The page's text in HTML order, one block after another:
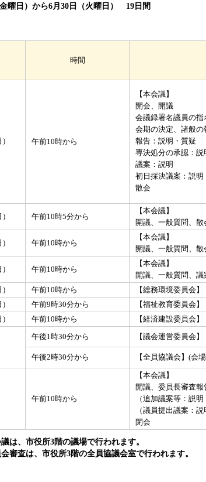
曜日）から6月30日（火曜日） 19日間
時間
午前10時から
【本会議】
開会、開議
会議録署名議員の指
会期の決定、諸般の
報告：説明・質疑
専決処分の承認：
議案：説明
初日採決議案：説
散会
午前10時5分から
【本会議】
開議、一般質問、散
午前10時から
【本会議】
開議、一般質問、散
午前10時から
【本会議】
開議、一般質問、
午前10時から
【総務環境委員会
午前9時30分から
【福祉教育委員会
午前10時から 【経済建設委員会
午後1時30分から 【議会運営委員会
午後2時30分から 【全員協議会】(会
午前10時から
【本会議】
開議、委員長審査
（追加議案等：説
（議員提出議案：
閉会
は、市役所3階の議場で行われます。
審査は、市役所3階の全員協議会室で行われます。